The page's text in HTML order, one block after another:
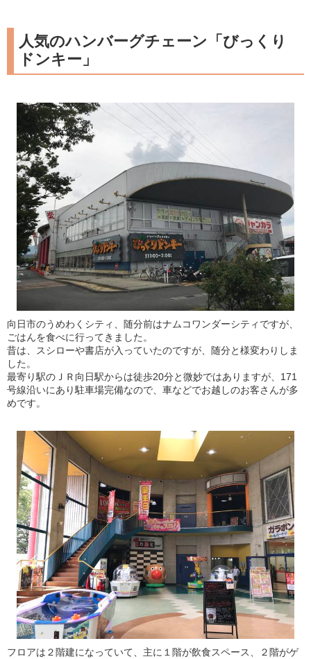
人気のハンバーグチェーン「びっくり
ドンキー」
向日市のうめわくシティ、随分前はナムコワンダーシティですが、
ごはんを食べに行ってきました。
昔は、スシローや書店が入っていたのですが、随分と様変わりしま
した。
最寄り駅のＪＲ向日駅からは徒歩20分と微妙ではありますが、171
号線沿いにあり駐車場完備なので、車などでお越しのお客さんが多
めです。
フロアは２階建になっていて、主に１階が飲食スペース、２階がゲ